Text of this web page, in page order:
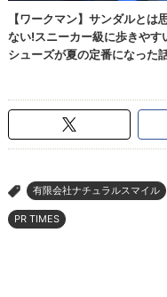
> 有限会社ナチュラルスマイル
PR TIMES